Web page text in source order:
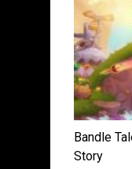
Bandle
Story